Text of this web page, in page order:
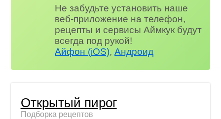
Не забудьте установить наше
веб-приложение на телефон,
рецепты и сервисы Аймкук будут
всегда под рукой!
Айфон (iOS),Андроид
Открытый пирог
Подборка рецептов